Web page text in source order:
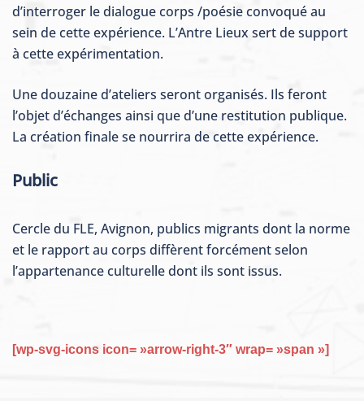
d’interroger le dialogue corps /poésie convoqué au
sein de cette expérience. L’Antre Lieux sert de support
à cette expérimentation.
Une douzaine d’ateliers seront organisés. Ils feront
l’objet d’échanges ainsi que d’une restitution publique.
La création finale se nourrira de cette expérience.
Public
Cercle du FLE, Avignon, publics migrants dont la norme
et le rapport au corps diffèrent forcément selon
l’appartenance culturelle dont ils sont issus.
[wp-svg-icons icon= »arrow-right-3″ wrap= »span »]